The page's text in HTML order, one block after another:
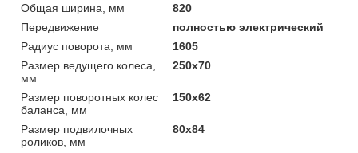
Общая ширина, мм
820
Передвижение
полностью электрический
Радиус поворота, мм
1605
Размер ведущего колеса,
мм
250х70
Размер поворотных колес
баланса, мм
150х62
Размер подвилочных
роликов, мм
80х84